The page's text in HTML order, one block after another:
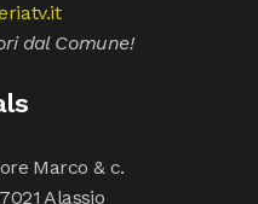
dal Comune!
Marco & c.
Alassio